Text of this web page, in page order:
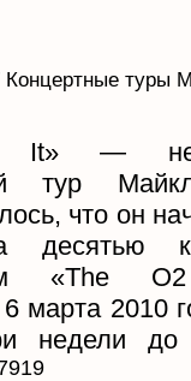
Концертные туры
—
тур
что он
десятью
«The
6 марта 2010
недели до